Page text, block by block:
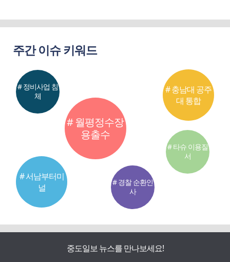
주간 이슈 키워드
# 월평정수장
용출수
# 서남부터미
널
# 충남대 공주
대 통합
# 정비사업 침
체
# 경찰 순환인
사
# 타슈 이용질
서
중도일보 뉴스를 만나보세요!